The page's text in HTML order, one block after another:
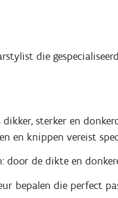
die
sterker en
en knippen vereist
door de dikte en
bepalen die perfect